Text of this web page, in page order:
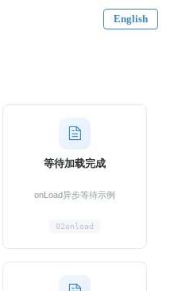
English
等待加载完成
onLoad异步等待示例
02onload